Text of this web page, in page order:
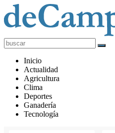
deCampoNoticias
Actualidad
Agropecuaria
Inicio
Actualidad
Agricultura
Clima
Deportes
Ganadería
Tecnología